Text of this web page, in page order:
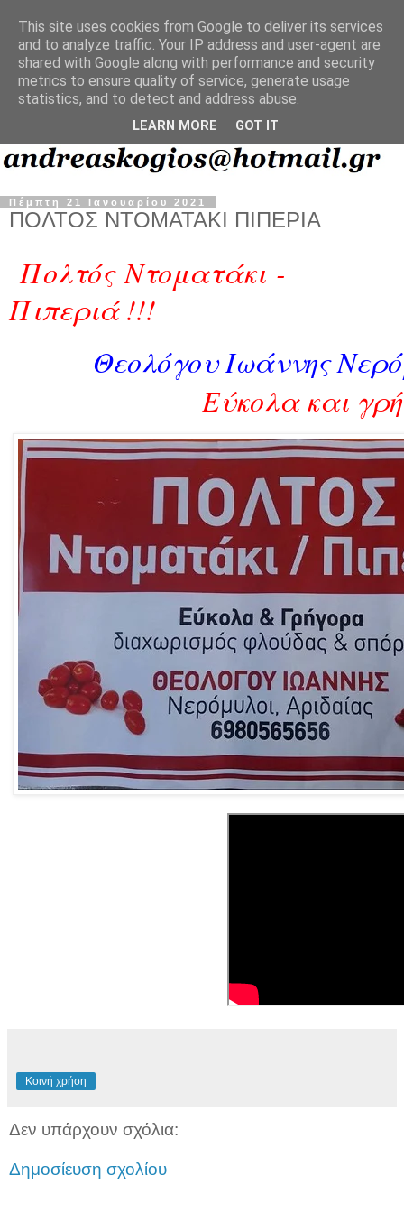
Πέμπτη 21 Ιανουαρίου 2021
ΠΟΛΤΟΣ ΝΤΟΜΑΤΑΚΙ ΠΙΠΕΡΙΑ
Πολτός Ντοματάκι -
Πιπεριά !!!
Θεολόγου Ιωάννης
Εύκολα και
Κοινή χρήση
Δεν υπάρχουν σχόλια:
Δημοσίευση σχολίου
This site uses cookies from Google to deliver its services
and to analyze traffic. Your IP address and user-agent are
shared with Google along with performance and security
metrics to ensure quality of service, generate usage
statistics, and to detect and address abuse.
LEARN MORE GOT IT